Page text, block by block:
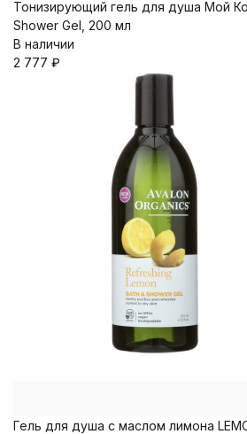
Тонизирующий гель для душа Мой
Shower Gel, 200 мл
В наличии
2 777 ₽
Гель для душа с маслом лимона